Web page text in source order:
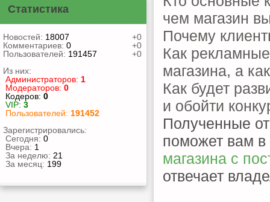
Статистика
+0
Новостей: 18007
+0
Комментариев: 0
+0
Пользователей: 191457
Из них:
Администраторов: 1
Модераторов: 0
Кодеров: 0
VIP: 3
Пользователей: 191452
Зарегистрировались:
Сегодня: 0
Вчера: 1
За неделю: 21
За месяц: 199
чем магазин
Почему
Как
магазина, а
Как будет
и обойти
Полученные
поможет вам
магазина с
отвечает